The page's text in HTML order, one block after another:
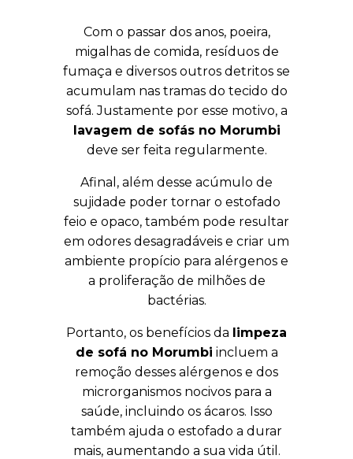
Com o passar dos anos, poeira,
migalhas de comida, resíduos de
fumaça e diversos outros detritos se
acumulam nas tramas do tecido do
sofá. Justamente por esse motivo, a
lavagem de sofás no Morumbi
deve ser feita regularmente.
Afinal, além desse acúmulo de
sujidade poder tornar o estofado
feio e opaco, também pode resultar
em odores desagradáveis e criar um
ambiente propício para alérgenos e
a proliferação de milhões de
bactérias.
Portanto, os benefícios da limpeza
de sofá no Morumbi incluem a
remoção desses alérgenos e dos
microrganismos nocivos para a
saúde, incluindo os ácaros. Isso
também ajuda o estofado a durar
mais, aumentando a sua vida útil.